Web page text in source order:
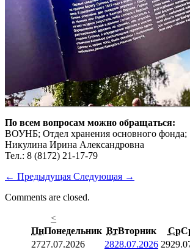
По всем вопросам можно обращаться:
ВОУНБ; Отдел хранения основного фонда;
Никулина Ирина Александровна
Тел.: 8 (8172) 21-17-79
← Предыдущая Следующая →
Comments are closed.
<
ПнПонедельник ВтВторник Ср
2727.07.2026 2828.07.2026 29